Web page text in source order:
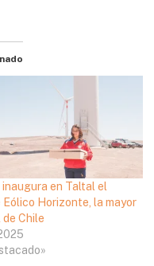
inaugura en Taltal el
Eólico Horizonte, la mayor
Chile